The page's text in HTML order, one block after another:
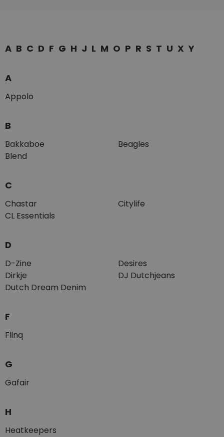
A B C D F G H J L M O P R S T U X Y
A
Appolo
B
Bakkaboe
Beagles
Blend
C
Chastar
Citylife
CL Essentials
D
D-Zine
Desires
Dirkje
DJ Dutchjeans
Dutch Dream Denim
F
Flinq
G
Gafair
H
Heatkeepers